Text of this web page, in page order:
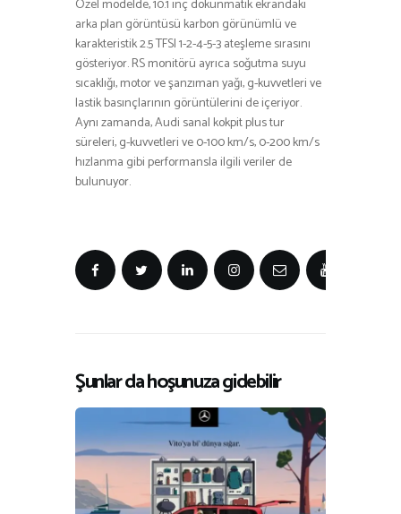
Özel modelde, 10.1 inç dokunmatik ekrandaki
arka plan görüntüsü karbon görünümlü ve
karakteristik 2.5 TFSI 1-2-4-5-3 ateşleme sırasını
gösteriyor. RS monitörü ayrıca soğutma suyu
sıcaklığı, motor ve şanzıman yağı, g-kuvvetleri ve
lastik basınçlarının görüntülerini de içeriyor.
Aynı zamanda, Audi sanal kokpit plus tur
süreleri, g-kuvvetleri ve 0-100 km/s, 0-200 km/s
hızlanma gibi performansla ilgili veriler de
bulunuyor.
Şunlar da hoşunuza gidebilir